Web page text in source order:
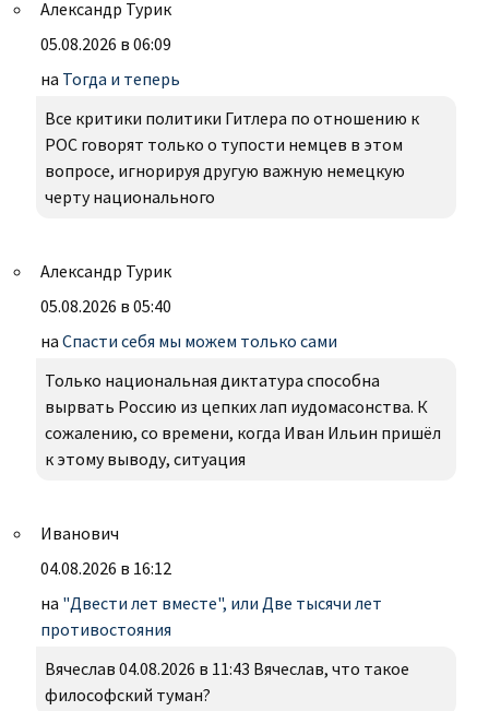
Александр Турик
05.08.2026 в 06:09
на Тогда и теперь
Все критики политики Гитлера по отношению к
РОС говорят только о тупости немцев в этом
вопросе, игнорируя другую важную немецкую
черту национального
Александр Турик
05.08.2026 в 05:40
на Спасти себя мы можем только сами
Только национальная диктатура способна
вырвать Россию из цепких лап иудомасонства. К
сожалению, со времени, когда Иван Ильин пришёл
к этому выводу, ситуация
Иванович
04.08.2026 в 16:12
на "Двести лет вместе", или Две тысячи лет
противостояния
Вячеслав 04.08.2026 в 11:43 Вячеслав, что такое
философский туман?